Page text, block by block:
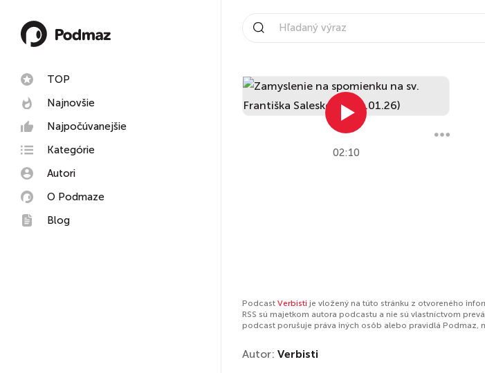
TOP
Najnovšie
Najpočúvanejšie
Kategórie
Autori
O Podmaze
Blog
02:10
Podcast Verbisti je vložený na túto stránku z otvoreného
RSS sú majetkom autora podcastu a nie sú vlastníctvom
podcast porušuje práva iných osôb alebo pravidlá Podmaz,
Autor: Verbisti